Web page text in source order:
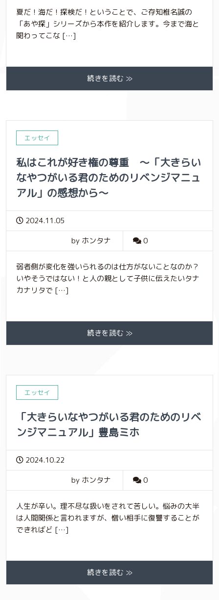
夏だ！海だ！探検だ！ということで、ご存知椎名誠の
「あや探」シリーズから本作を紹介します。今まで海と
関わってこな […]
続きを読む ≫
エッセイ
私はこれが好き権の尊重 〜「大きらい
なやつがいる君のためのリベンジマニュ
アル」の感想から〜
2024.11.05
by ホンタナ
0
弱者側が変化を強いられるのは仕方がないことなのか？
いやそうではない！と人の親として子供に伝えたいタナ
カナリタで […]
続きを読む ≫
エッセイ
「大きらいなやつがいる君のためのリベ
ンジマニュアル」豊島ミホ
2024.10.22
by ホンタナ
0
人生が辛い。理不尽な扱いをされて苦しい。悩みの大半
は人間関係と言われますが、憎い相手に復讐することが
できればど […]
続きを読む ≫